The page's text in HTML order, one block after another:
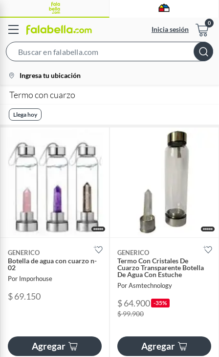
Inicia sesión
Bar
location-
icon
Ingresa tu ubicación
Termo con cuarzo
Llega hoy
GENERICO
Botella de agua con cuarzo n-
02
Por Imporhouse
$ 69.150
Agregar
GENERICO
Termo Con Cristales De
Cuarzo Transparente Botella
De Agua Con Estuche
Por Asmtechnology
$ 64.900 -35%
$ 99.900
Agregar